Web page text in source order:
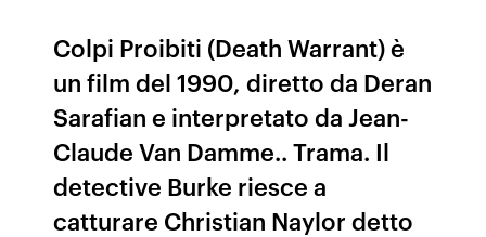
Colpi Proibiti (Death Warrant) è
un film del 1990, diretto da Deran
Sarafian e interpretato da Jean-
Claude Van Damme.. Trama. Il
detective Burke riesce a
catturare Christian Naylor detto